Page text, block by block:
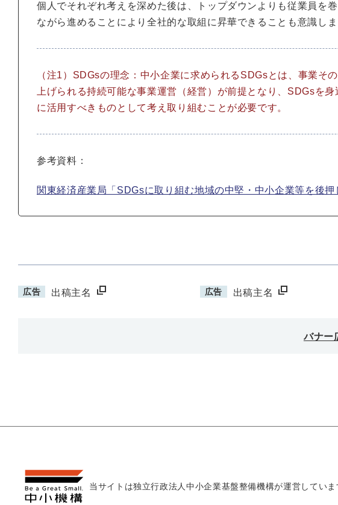
個人でそれぞれ考えを深めた後は、トップダウンよりも従業員を
ながら進めることにより全社的な取組に昇華できることも意識しま
（注1）SDGsの理念：中小企業に求められるSDGsとは、事業そ
上げられる持続可能な事業運営（経営）が前提となり、SDGsを
に活用すべきものとして考え取り組むことが必要です。
参考資料：
関東経済産業局「SDGsに取り組む地域の中堅・中小企業等を後
広告 出稿主名 広告 出稿主名
バナー
当サイトは独立行政法人中小企業基盤整備機構が運営していま